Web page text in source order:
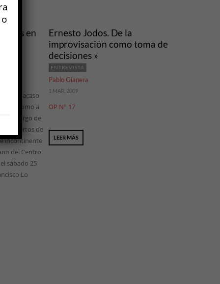
en
acaso
como a
a lo largo de
conciertos de
incontinente
del Centro
sábado 25
Lo
Ernesto Jodos. De la
improvisación como toma de
decisiones »
ENTREVISTA
Pablo Gianera
1 MAR, 2009
OP N° 17
LEER MÁS